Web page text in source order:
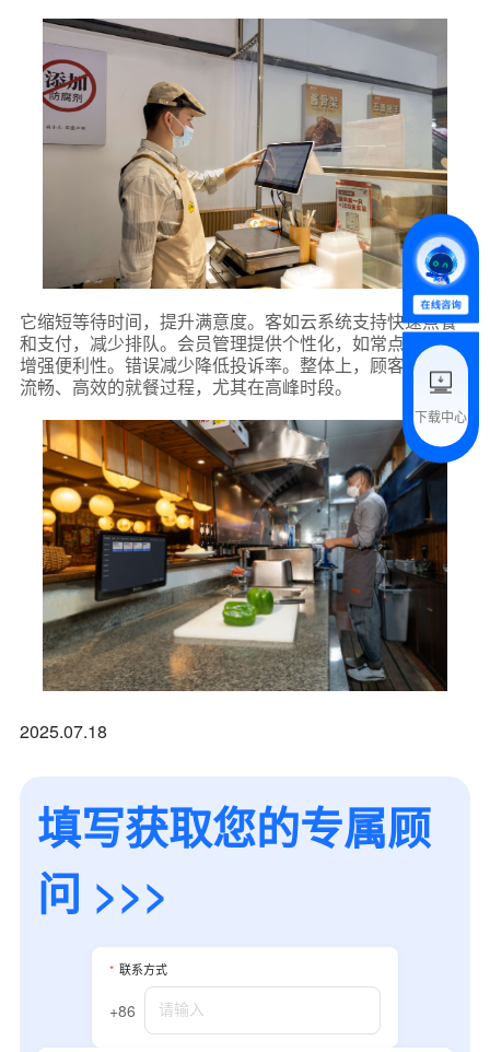
它缩短等待时间，提升满意度。客如云系统支持快速点餐
和支付，减少排队。会员管理提供个性化，如常点菜品，
增强便利性。错误减少降低投诉率。整体上，顾客享受更
流畅、高效的就餐过程，尤其在高峰时段。
2025.07.18
填写获取您的专属顾
问 >>>
* 联系方式
+86
下载中心
联系方式
+86
附加留言
预约试用
我是老客户，了解最新优惠